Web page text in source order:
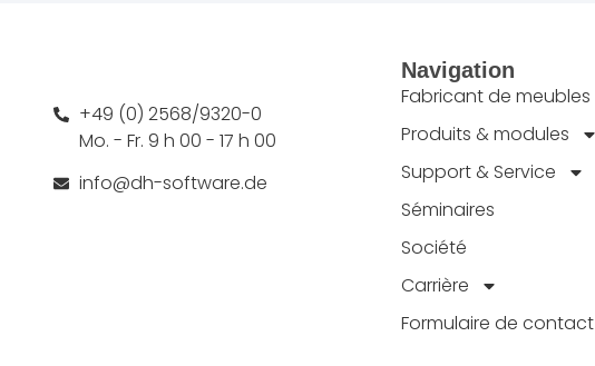
+49 (0) 2568/9320-0
Mo. - Fr. 9 h 00 - 17 h 00
info@dh-software.de
Navigation
Fabricant de meubles
Produits & modules
Support & Service
Séminaires
Société
Carrière
Formulaire de contact